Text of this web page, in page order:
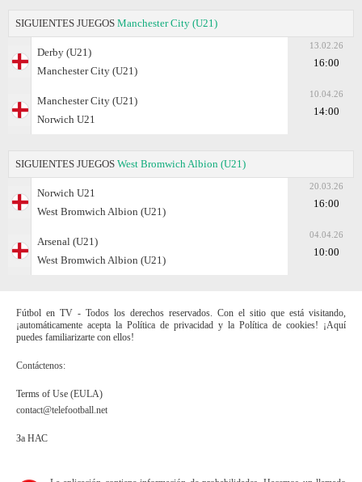
SIGUIENTES JUEGOS Manchester City (U21)
Derby (U21)
Manchester City (U21)
13.02.26
16:00
Manchester City (U21)
Norwich U21
10.04.26
14:00
SIGUIENTES JUEGOS West Bromwich Albion (U21)
Norwich U21
West Bromwich Albion (U21)
20.03.26
16:00
Arsenal (U21)
West Bromwich Albion (U21)
04.04.26
10:00
Fútbol en TV - Todos los derechos reservados. Con el sitio que está visitando,
¡automáticamente acepta la Política de privacidad y la Política de cookies! ¡Aquí
puedes familiarizarte con ellos!
Contáctenos:
Terms of Use (EULA)
contact@telefootball.net
За НАС